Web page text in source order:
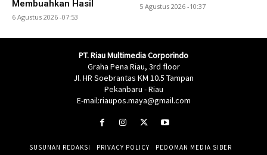
Membuahkan Hasil
6 Agustus 2026 -07:53
5 Agustus 2026 -10:37
PT. Riau Multimedia Corporindo
Graha Pena Riau, 3rd floor
Jl. HR Soebrantas KM 10.5 Tampan
Pekanbaru - Riau
E-mail:riaupos.maya@gmail.com
SUSUNAN REDAKSI PRIVACY POLICY
PEDOMAN MEDIA SIBER